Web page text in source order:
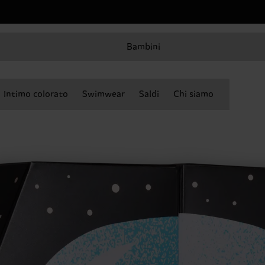
Bambini
Intimo colorato Swimwear Saldi Chi siamo